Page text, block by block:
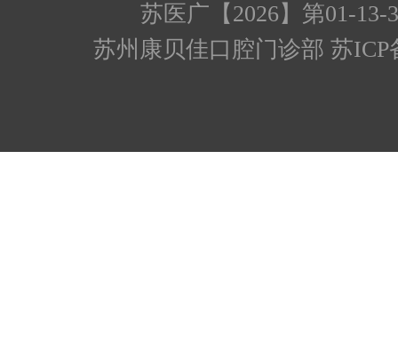
苏医广【2026】第01-13-
苏州康贝佳口腔门诊部 苏ICP